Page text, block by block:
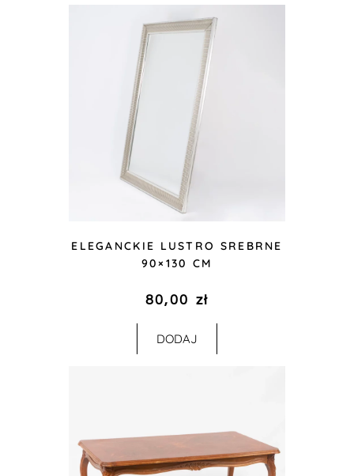
ELEGANCKIE LUSTRO SREBRNE
90×130 CM
80,00 zł
DODAJ